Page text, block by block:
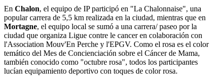
En Chalon, el equipo de IP participó en "La Chalonnaise", una
popular carrera de 5,5 km realizada en la ciudad, mientras que en
Mortagne, el equipo local se sumó a una carrera/ paseo por la
ciudad que organiza Ligue contre le cancer en colaboración con
l'Association Mouv'En Perche y l'EPGV. Como el rosa es el color
temático del Mes de Concienciación sobre el Cáncer de Mama,
también conocido como "octubre rosa", todos los participantes
lucían equipamiento deportivo con toques de color rosa.